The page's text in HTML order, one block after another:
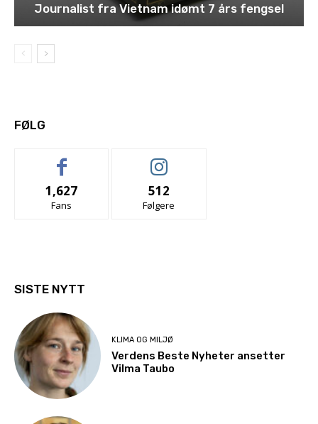
Journalist fra Vietnam idømt 7 års fengsel
FØLG
1,627
Fans
512
Følgere
SISTE NYTT
KLIMA OG MILJØ
Verdens Beste Nyheter ansetter
Vilma Taubo